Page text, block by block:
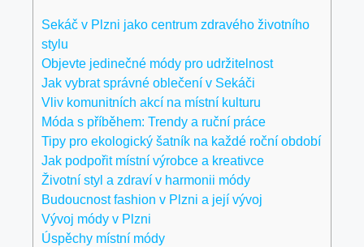
Sekáč v Plzni jako centrum zdravého životního
stylu
Objevte jedinečné módy pro udržitelnost
Jak vybrat správné oblečení v Sekáči
Vliv komunitních akcí na místní kulturu
Móda s příběhem: Trendy a ruční práce
Tipy pro ekologický šatník na každé roční období
Jak podpořit místní výrobce a kreativce
Životní styl a zdraví v harmonii módy
Budoucnost fashion v Plzni a její vývoj
Vývoj módy v Plzni
Úspěchy místní módy